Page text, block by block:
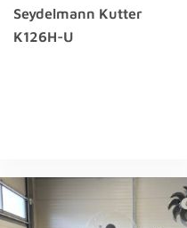
Seydelmann Kutter
K126H-U